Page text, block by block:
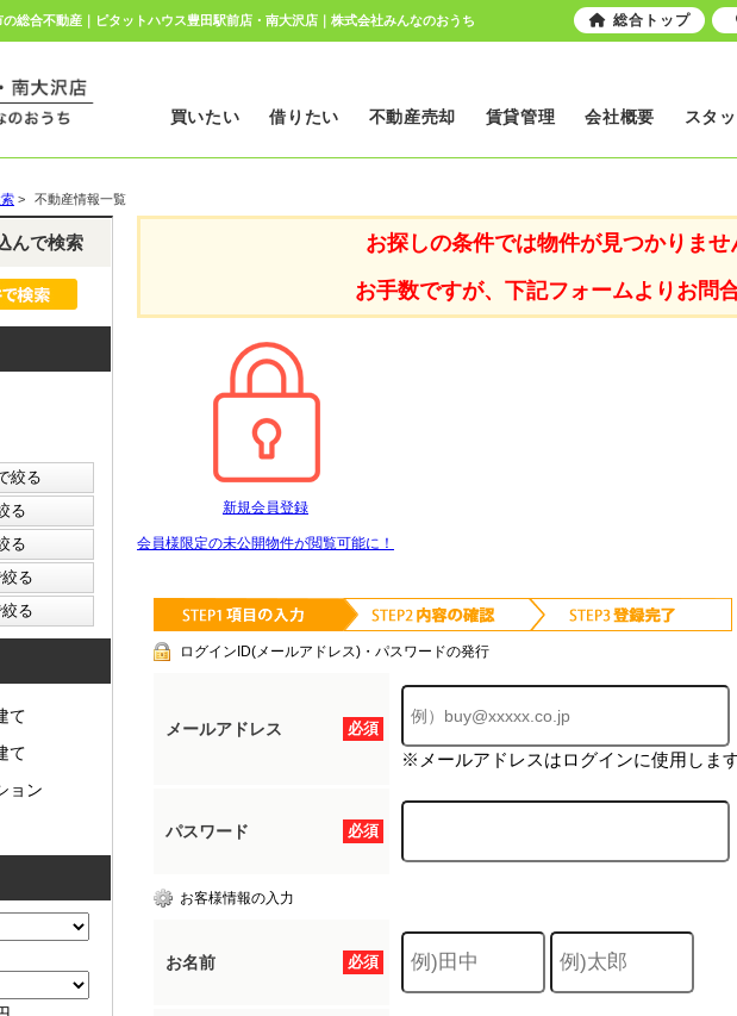
総合不動産｜ピタットハウス豊田駅前店・南大沢店｜株式会社みんなのおうち
買いたい 借りたい 不動産売却 賃貸管理 会社概要 スタ
> 不動産情報一覧
お探しの条件では物件が見つかりませ
お手数ですが、下記フォームよりお問
新規会員登録
会員様限定の未公開物件が閲覧可能に！
ログインID(メールアドレス)・パスワードの発行
必須
メールアドレス
※メールアドレスはログインに使用します
必須
パスワード
お客様情報の入力
必須
お名前
んで検索
て
て
ョン
総合トップ